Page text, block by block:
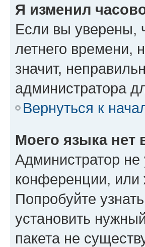
Я изменил
Если вы уверены,
летнего времени,
значит,
администратора
Вернуться к
Моего языка нет
Администратор
конференции, или
Попробуйте
установить
пакета не